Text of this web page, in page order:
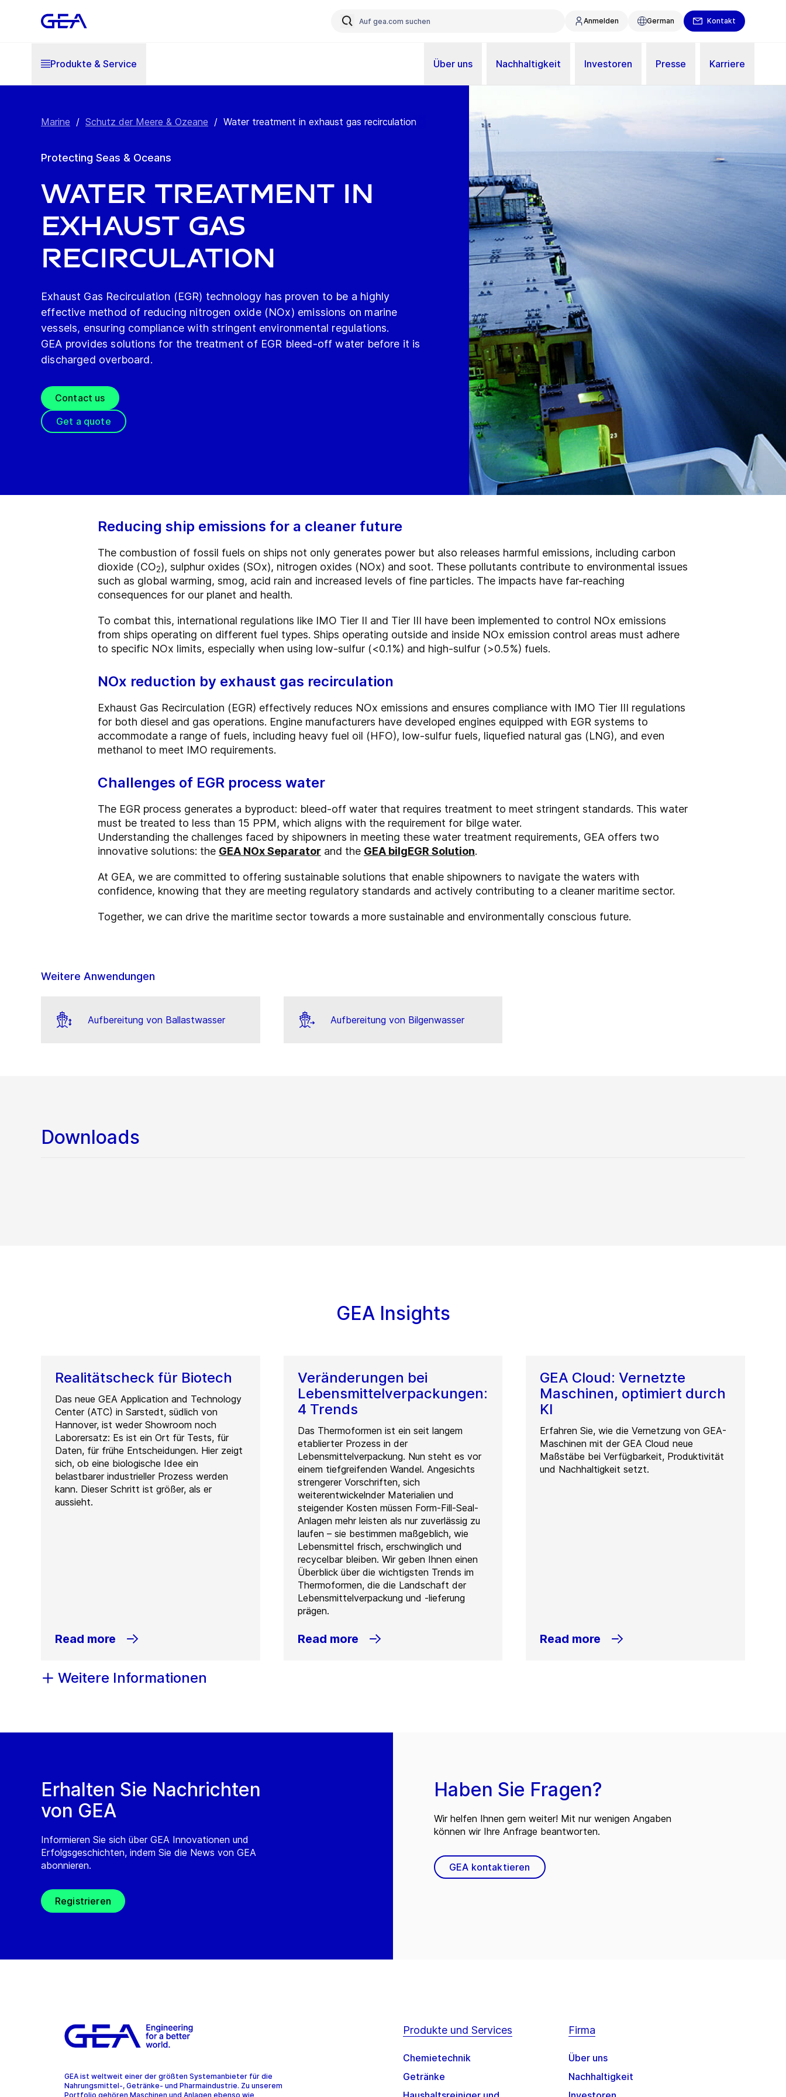
Anmelden German Kontakt
Produkte & Service Über uns Nachhaltigkeit Investoren Presse Karriere
Marine / Schutz der Meere & Ozeane / Water treatment in exhaust gas recirculation
Protecting Seas & Oceans
Water treatment in
exhaust gas
recirculation
Exhaust Gas Recirculation (EGR) technology has proven to be a highly
effective method of reducing nitrogen oxide (NOx) emissions on marine
vessels, ensuring compliance with stringent environmental regulations.
GEA provides solutions for the treatment of EGR bleed-off water before it is
discharged overboard.
Contact us
Get a quote
Reducing ship emissions for a cleaner future
The combustion of fossil fuels on ships not only generates power but also releases harmful emissions, including carbon
dioxide (CO2), sulphur oxides (SOx), nitrogen oxides (NOx) and soot. These pollutants contribute to environmental issues
such as global warming, smog, acid rain and increased levels of fine particles. The impacts have far-reaching
consequences for our planet and health.
To combat this, international regulations like IMO Tier II and Tier III have been implemented to control NOx emissions
from ships operating on different fuel types. Ships operating outside and inside NOx emission control areas must adhere
to specific NOx limits, especially when using low-sulfur (<0.1%) and high-sulfur (>0.5%) fuels.
NOx reduction by exhaust gas recirculation
Exhaust Gas Recirculation (EGR) effectively reduces NOx emissions and ensures compliance with IMO Tier III regulations
for both diesel and gas operations. Engine manufacturers have developed engines equipped with EGR systems to
accommodate a range of fuels, including heavy fuel oil (HFO), low-sulfur fuels, liquefied natural gas (LNG), and even
methanol to meet IMO requirements.
Challenges of EGR process water
The EGR process generates a byproduct: bleed-off water that requires treatment to meet stringent standards. This water
must be treated to less than 15 PPM, which aligns with the requirement for bilge water.
Understanding the challenges faced by shipowners in meeting these water treatment requirements, GEA offers two
innovative solutions: the GEA NOx Separator and the GEA bilgEGR Solution.
At GEA, we are committed to offering sustainable solutions that enable shipowners to navigate the waters with
confidence, knowing that they are meeting regulatory standards and actively contributing to a cleaner maritime sector.
Together, we can drive the maritime sector towards a more sustainable and environmentally conscious future.
Weitere Anwendungen
Aufbereitung von Ballastwasser Aufbereitung von Bilgenwasser
Downloads
GEA Insights
Realitätscheck für Biotech
Das neue GEA Application and Technology
Center (ATC) in Sarstedt, südlich von
Hannover, ist weder Showroom noch
Laborersatz: Es ist ein Ort für Tests, für
Daten, für frühe Entscheidungen. Hier zeigt
sich, ob eine biologische Idee ein
belastbarer industrieller Prozess werden
kann. Dieser Schritt ist größer, als er
aussieht.
Read more
Veränderungen bei
Lebensmittelverpackungen:
4 Trends
Das Thermoformen ist ein seit langem
etablierter Prozess in der
Lebensmittelverpackung. Nun steht es vor
einem tiefgreifenden Wandel. Angesichts
strengerer Vorschriften, sich
weiterentwickelnder Materialien und
steigender Kosten müssen Form-Fill-Seal-
Anlagen mehr leisten als nur zuverlässig zu
laufen – sie bestimmen maßgeblich, wie
Lebensmittel frisch, erschwinglich und
recycelbar bleiben. Wir geben Ihnen einen
Überblick über die wichtigsten Trends im
Thermoformen, die die Landschaft der
Lebensmittelverpackung und -lieferung
prägen.
Read more
GEA Cloud: Vernetzte
Maschinen, optimiert durch
KI
Erfahren Sie, wie die Vernetzung von GEA-
Maschinen mit der GEA Cloud neue
Maßstäbe bei Verfügbarkeit, Produktivität
und Nachhaltigkeit setzt.
Read more
Weitere Informationen
Erhalten Sie Nachrichten
von GEA
Informieren Sie sich über GEA Innovationen und
Erfolgsgeschichten, indem Sie die News von GEA
abonnieren.
Registrieren
Haben Sie Fragen?
Wir helfen Ihnen gern weiter! Mit nur wenigen Angaben
können wir Ihre Anfrage beantworten.
GEA kontaktieren
GEA ist weltweit einer der größten Systemanbieter für die
Nahrungsmittel-, Getränke- und Pharmaindustrie. Zu unserem
Portfolio gehören Maschinen und Anlagen ebenso wie
Produkte und Services
Chemietechnik
Getränke
Firma
Über uns
Nachhaltigkeit